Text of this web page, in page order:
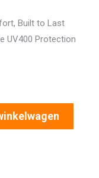
Built to Last
UV400 Protection